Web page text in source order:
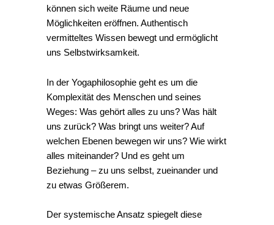
können sich weite Räume und neue
Möglichkeiten eröffnen. Authentisch
vermitteltes Wissen bewegt und ermöglicht
uns Selbstwirksamkeit.
In der Yogaphilosophie geht es um die
Komplexität des Menschen und seines
Weges: Was gehört alles zu uns? Was hält
uns zurück? Was bringt uns weiter? Auf
welchen Ebenen bewegen wir uns? Wie wirkt
alles miteinander? Und es geht um
Beziehung – zu uns selbst, zueinander und
zu etwas Größerem.
Der systemische Ansatz spiegelt diese